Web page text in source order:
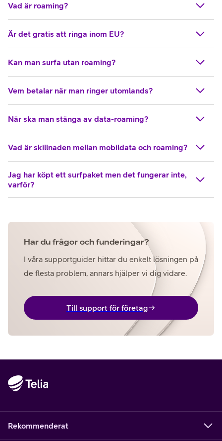
Vad är roaming?
Är det gratis att ringa inom EU?
Kan man surfa utan roaming?
Vem betalar när man ringer utomlands?
När ska man stänga av data-roaming?
Vad är skillnaden mellan mobildata och roaming?
Jag har köpt ett surfpaket men det fungerar inte,
varför?
Har du frågor och funderingar?
I våra supportguider hittar du enkelt lösningen på
de flesta problem, annars hjälper vi dig vidare.
Till support för företag
Rekommenderat